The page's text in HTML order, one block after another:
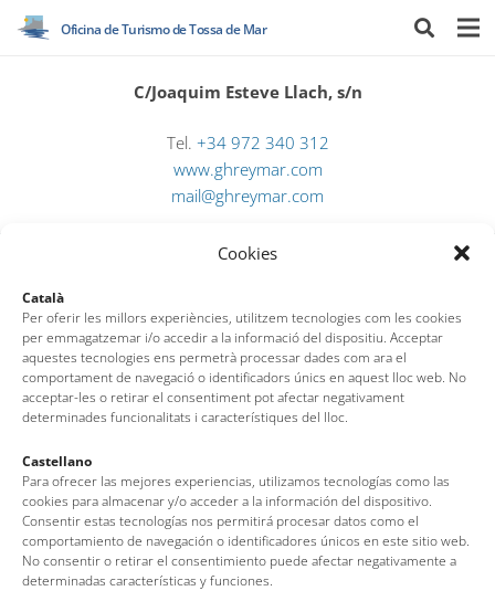
Cookies
Català
Per oferir les millors experiències, utilitzem tecnologies com les cookies
per emmagatzemar i/o accedir a la informació del dispositiu. Acceptar
aquestes tecnologies ens permetrà processar dades com ara el
comportament de navegació o identificadors únics en aquest lloc web. No
acceptar-les o retirar el consentiment pot afectar negativament
determinades funcionalitats i característiques del lloc.
Castellano
Para ofrecer las mejores experiencias, utilizamos tecnologías como las
cookies para almacenar y/o acceder a la información del dispositivo.
Consentir estas tecnologías nos permitirá procesar datos como el
comportamiento de navegación o identificadores únicos en este sitio web.
No consentir o retirar el consentimiento puede afectar negativamente a
determinadas características y funciones.
Oficina de Turismo de Tossa de Mar
C/Joaquim Esteve Llach, s/n
Tel. +34 972 340 312
www.ghreymar.com
mail@ghreymar.com
Oficina de Turismo de Tossa de Mar
Av. del Pelegrí, 25 – Edificio La Nau · 17320 – Tossa de Mar
(Girona – Costa Brava)
Tel: + 00 34 972 340 108 · Mail: info@visittossa.com
Nota legal· Política de cookies·Protección de datos